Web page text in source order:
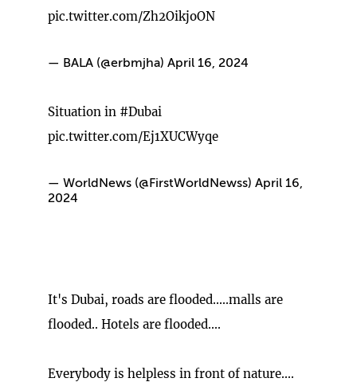
pic.twitter.com/Zh2OikjoON
— BALA (@erbmjha) April 16, 2024
Situation in #Dubai
pic.twitter.com/Ej1XUCWyqe
— WorldNews (@FirstWorldNewss) April 16,
2024
It's Dubai, roads are flooded.....malls are
flooded.. Hotels are flooded....
Everybody is helpless in front of nature....